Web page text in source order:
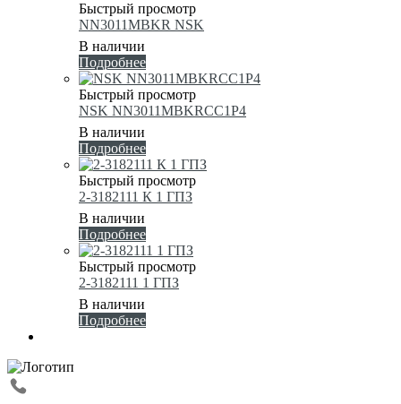
Быстрый просмотр
NN3011MBKR NSK
В наличии
Подробнее
Быстрый просмотр
NSK NN3011MBKRCC1P4
В наличии
Подробнее
Быстрый просмотр
2-3182111 К 1 ГПЗ
В наличии
Подробнее
Быстрый просмотр
2-3182111 1 ГПЗ
В наличии
Подробнее